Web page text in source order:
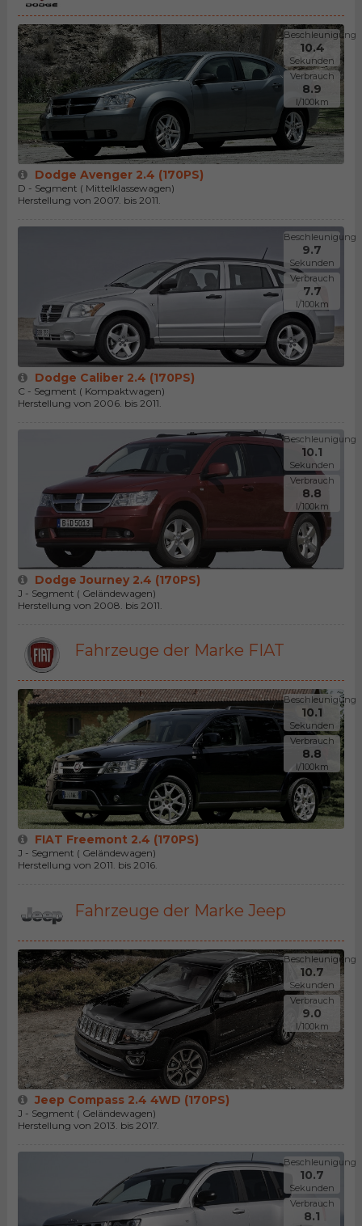
Beschleunigung
10.4
Sekunden
Verbrauch
8.9
l/100km
Dodge Avenger 2.4 (170PS)
D - Segment ( Mittelklassewagen)
Herstellung von 2007. bis 2011.
Beschleunigung
9.7
Sekunden
Verbrauch
7.7
l/100km
Dodge Caliber 2.4 (170PS)
C - Segment ( Kompaktwagen)
Herstellung von 2006. bis 2011.
Beschleunigung
10.1
Sekunden
Verbrauch
8.8
l/100km
Dodge Journey 2.4 (170PS)
J - Segment ( Geländewagen)
Herstellung von 2008. bis 2011.
Fahrzeuge der Marke FIAT
Beschleunigung
10.1
Sekunden
Verbrauch
8.8
l/100km
FIAT Freemont 2.4 (170PS)
J - Segment ( Geländewagen)
Herstellung von 2011. bis 2016.
Fahrzeuge der Marke Jeep
Beschleunigung
10.7
Sekunden
Verbrauch
9.0
l/100km
Jeep Compass 2.4 4WD (170PS)
J - Segment ( Geländewagen)
Herstellung von 2013. bis 2017.
Beschleunigung
10.7
Sekunden
Verbrauch
8.1